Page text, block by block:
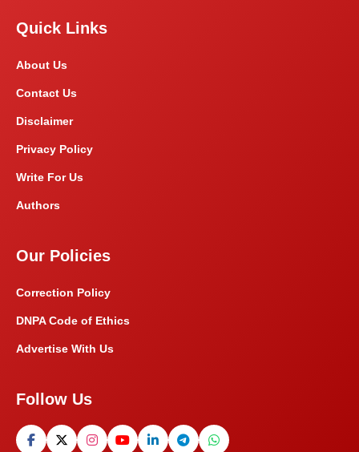
Quick Links
About Us
Contact Us
Disclaimer
Privacy Policy
Write For Us
Authors
Our Policies
Correction Policy
DNPA Code of Ethics
Advertise With Us
Follow Us